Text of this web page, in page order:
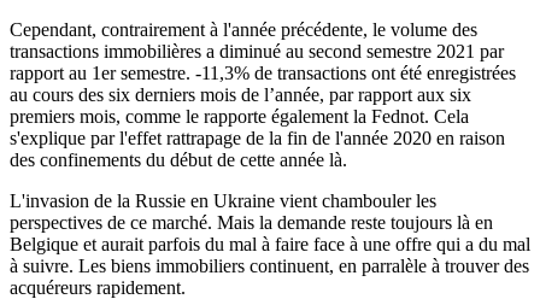
Cependant, contrairement à l'année précédente, le volume des
transactions immobilières a diminué au second semestre 2021 par
rapport au 1er semestre. -11,3% de transactions ont été enregistrées
au cours des six derniers mois de l’année, par rapport aux six
premiers mois, comme le rapporte également la Fednot. Cela
s'explique par l'effet rattrapage de la fin de l'année 2020 en raison
des confinements du début de cette année là.
L'invasion de la Russie en Ukraine vient chambouler les
perspectives de ce marché. Mais la demande reste toujours là en
Belgique et aurait parfois du mal à faire face à une offre qui a du mal
à suivre. Les biens immobiliers continuent, en parralèle à trouver des
acquéreurs rapidement.